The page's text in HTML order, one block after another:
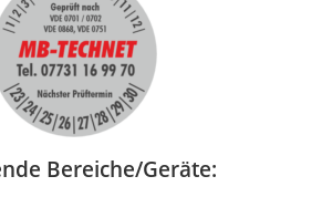
Bereiche/Geräte: